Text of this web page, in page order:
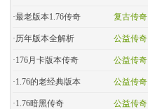
复古传奇
·最老版本1.76传奇
公益传奇
·历年版本全解析
公益传奇
·176月卡版本传奇
公益传奇
·1.76的老经典版本
公益传奇
·1.76暗黑传奇